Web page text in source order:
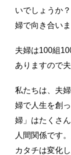
いでしょうか
婦で向き合いま
夫婦は100組
ありますので
私たちは、夫
婦で人生を創
婦」はたくさ
人間関係です
カタチは変化